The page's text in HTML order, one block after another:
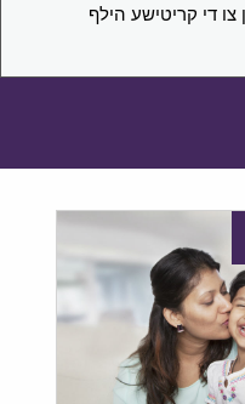
צו די קריטישע הילף